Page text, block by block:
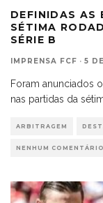
DEFINIDAS AS
SÉTIMA
SÉRIE B
IMPRENSA FCF · 5
Foram anunciados
nas partidas da
ARBITRAGEM
NENHUM COMENTÁRIO